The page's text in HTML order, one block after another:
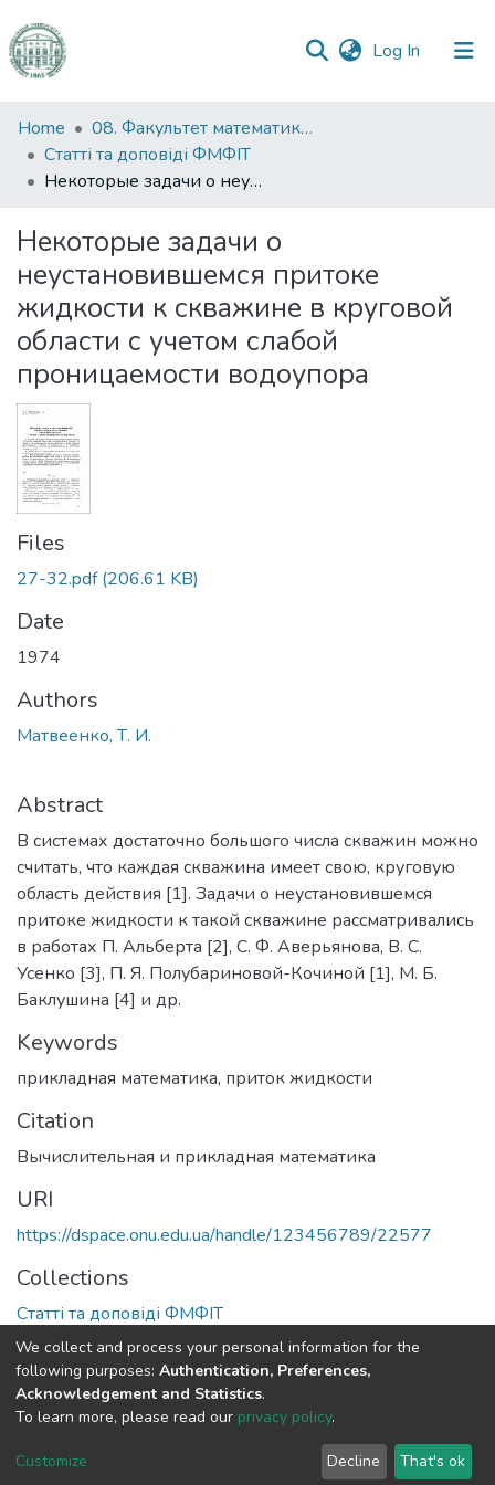
Log In (current)
Communities
&
Collections
Statistics
Home
08. Факультет математики, фізики та інформаційних технологій
Статті та доповіді ФМФІТ
Некоторые задачи о неустановившемся притоке жидкости к скважине в круговой области с учетом слабой проницаемости водоупора
Некоторые задачи о
неустановившемся притоке
жидкости к скважине в круговой
области с учетом слабой
проницаемости водоупора
Files
27-32.pdf(206.61 KB)
Date
1974
Authors
Матвеенко, Т. И.
Abstract
В системах достаточно большого числа скважин можно
считать, что каждая скважина имеет свою, круговую
область действия [1]. Задачи о неустановившемся
притоке жидкости к такой скважине рассматривались
в работах П. Альберта [2], С. Ф. Аверьянова, В. С.
Усенко [3], П. Я. Полубариновой-Кочиной [1], М. Б.
Баклушина [4] и др.
Keywords
прикладная математика, приток жидкости
Citation
Вычислительная и прикладная математика
URI
https://dspace.onu.edu.ua/handle/123456789/22577
Collections
Статті та доповіді ФМФІТ
Full item page
DSpace software copyright © 2009-2026
Cookie
End User
Agreement
Send
Feedback
We collect and process your personal information for the
following purposes: Authentication, Preferences,
Acknowledgement and Statistics.
To learn more, please read our privacy policy.
Customize Decline That's ok